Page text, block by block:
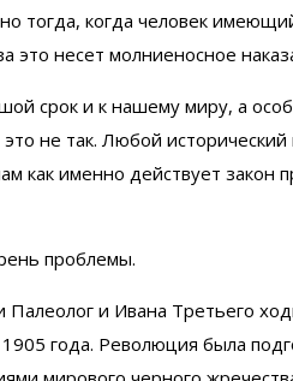
тогда, когда человек
это несет молниеносное
срок и к нашему миру, а
не так. Любой
как именно действует закон
проблемы.
и Ивана Третьего
года. Революция была